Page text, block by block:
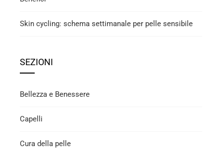
Skin cycling: schema settimanale per pelle sensibile
SEZIONI
Bellezza e Benessere
Capelli
Cura della pelle